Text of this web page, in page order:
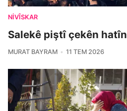
NIVÎSKAR
Salekê piştî çekên
MURAT BAYRAM 11 TEM 2026